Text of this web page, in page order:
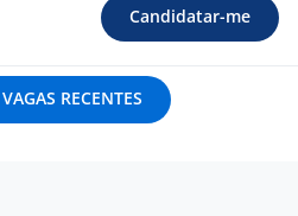
Candidatar-me
RECENTES